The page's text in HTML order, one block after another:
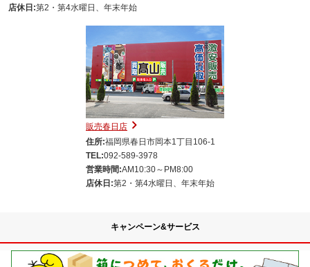
店休日:第2・第4水曜日、年末年始
販売春日店
住所:福岡県春日市岡本1丁目106-1
TEL:092-589-3978
営業時間:AM10:30～PM8:00
店休日:第2・第4水曜日、年末年始
キャンペーン&サービス